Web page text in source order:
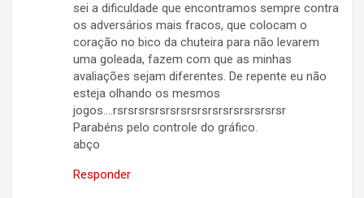
sei a dificuldade que encontramos sempre contra
os adversários mais fracos, que colocam o
coração no bico da chuteira para não levarem
uma goleada, fazem com que as minhas
avaliações sejam diferentes. De repente eu não
esteja olhando os mesmos
jogos….rsrsrsrsrsrsrsrsrsrsrsrsrsrsrsrsr
Parabéns pelo controle do gráfico.
abço
Responder